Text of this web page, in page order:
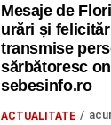
Mesaje de
urări și
transmise
sărbătoresc
sebesinfo.ro
ACTUALITATE